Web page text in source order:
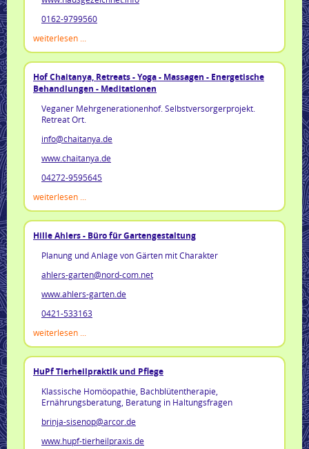
0162-9799560
weiterlesen ...
Hof Chaitanya, Retreats - Yoga - Massagen - Energetische
Behandlungen - Meditationen
Veganer Mehrgenerationenhof. Selbstversorgerprojekt.
Retreat Ort.
info@chaitanya.de
www.chaitanya.de
04272-9595645
weiterlesen ...
Hille Ahlers - Büro für Gartengestaltung
Planung und Anlage von Gärten mit Charakter
ahlers-garten@nord-com.net
www.ahlers-garten.de
0421-533163
weiterlesen ...
HuPf Tierheilpraktik und Pflege
Klassische Homöopathie, Bachblütentherapie,
Ernährungsberatung, Beratung in Haltungsfragen
brinja-sisenop@arcor.de
www.hupf-tierheilpraxis.de